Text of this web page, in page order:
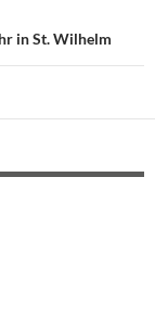
in St. Wilhelm